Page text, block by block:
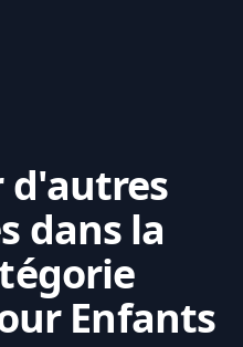
dans la
Enfants